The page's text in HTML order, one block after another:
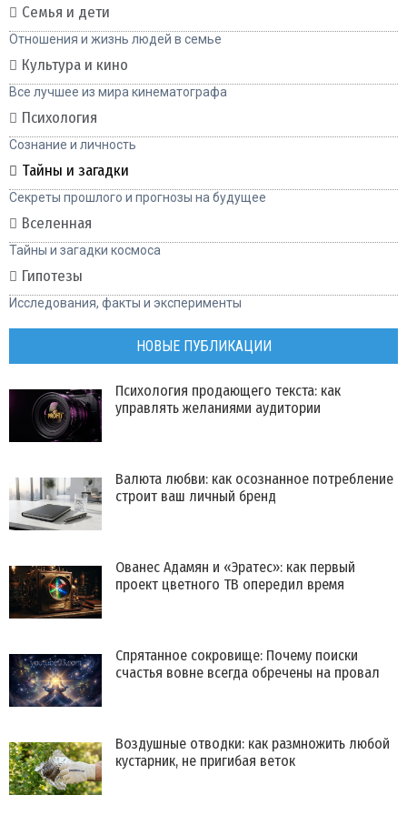
Семья и дети
Отношения и жизнь людей в семье
Культура и кино
Все лучшее из мира кинематографа
Психология
Сознание и личность
Тайны и загадки
Секреты прошлого и прогнозы на будущее
Вселенная
Тайны и загадки космоса
Гипотезы
Исследования, факты и эксперименты
НОВЫЕ ПУБЛИКАЦИИ
Психология продающего текста: как
управлять желаниями аудитории
Валюта любви: как осознанное потребление
строит ваш личный бренд
Ованес Адамян и «Эратес»: как первый
проект цветного ТВ опередил время
Спрятанное сокровище: Почему поиски
счастья вовне всегда обречены на провал
Воздушные отводки: как размножить любой
кустарник, не пригибая веток